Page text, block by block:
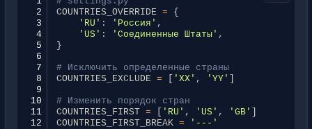
2
COUNTRIES_OVERRIDE =
{
3
'RU' : 'Россия' ,
4
'US' : 'Соединенные Штаты' ,
5
}
6
7
# Исключить определенные страны
8
COUNTRIES_EXCLUDE = 'XX' , 'YY'
9
10
# Изменить порядок стран
11
COUNTRIES_FIRST = 'RU' , 'US' , 'GB'
12
COUNTRIES_FIRST_BREAK = '---'